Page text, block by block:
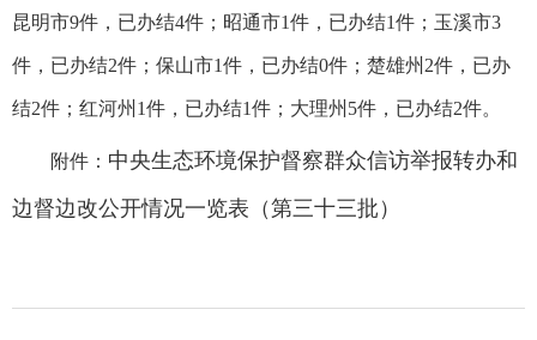
昆明市9件，已办结4件；昭通市1件，已办结1件；玉溪市3
件，已办结2件；保山市1件，已办结0件；楚雄州2件，已办
结2件；红河州1件，已办结1件；大理州5件，已办结2件。
附件： 中央生态环境保护督察群众信访举报转办和
边督边改公开情况一览表（第三十三批）